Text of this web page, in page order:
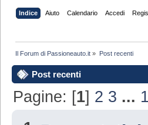
Indice Aiuto Calendario Accedi
Il Forum di Passioneauto.it » Post recenti
Post recenti
Pagine: [1] 2 3 ...